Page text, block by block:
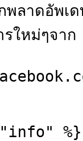
พลาดอัพเ
รใหม่ๆจ
%}